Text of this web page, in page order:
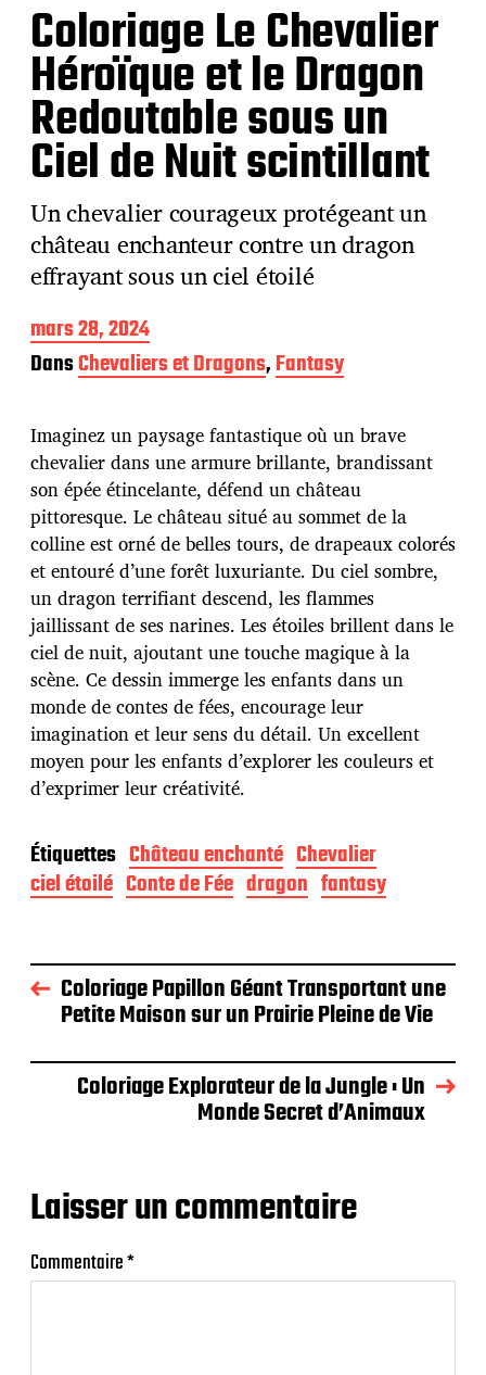
Coloriage Le Chevalier
Héroïque et le Dragon
Redoutable sous un
Ciel de Nuit scintillant
Un chevalier courageux protégeant un
château enchanteur contre un dragon
effrayant sous un ciel étoilé
D
a
t
e
p
u
b
l
i
c
a
t
i
o
n
mars 28, 2024
DansChevaliers et Dragons,Fantasy
Imaginez un paysage fantastique où un brave
chevalier dans une armure brillante, brandissant
son épée étincelante, défend un château
pittoresque. Le château situé au sommet de la
colline est orné de belles tours, de drapeaux colorés
et entouré d’une forêt luxuriante. Du ciel sombre,
un dragon terrifiant descend, les flammes
jaillissant de ses narines. Les étoiles brillent dans le
ciel de nuit, ajoutant une touche magique à la
scène. Ce dessin immerge les enfants dans un
monde de contes de fées, encourage leur
imagination et leur sens du détail. Un excellent
moyen pour les enfants d’explorer les couleurs et
d’exprimer leur créativité.
Étiquettes Château enchanté Chevalier
ciel étoilé Conte de Fée dragon fantasy
Coloriage Papillon Géant Transportant une
Petite Maison sur un Prairie Pleine de Vie
Coloriage Explorateur de la Jungle : Un
Monde Secret d’Animaux
Laisser un commentaire
Commentaire*